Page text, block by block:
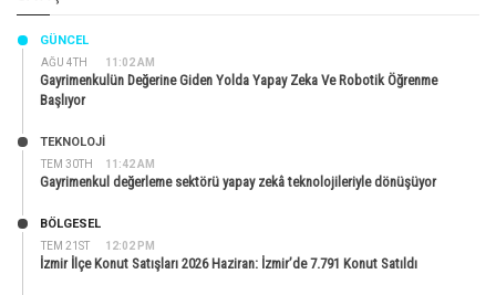
AĞU 4TH 11:02 AM
GÜNCEL
Gayrimenkulün Değerine Giden Yolda Yapay Zeka Ve Robotik Öğrenme
Başlıyor
TEM 30TH 11:42 AM
TEKNOLOJİ
Gayrimenkul değerleme sektörü yapay zekâ teknolojileriyle dönüşüyor
TEM 21ST 12:02 PM
BÖLGESEL
İzmir İlçe Konut Satışları 2026 Haziran: İzmir’de 7.791 Konut Satıldı